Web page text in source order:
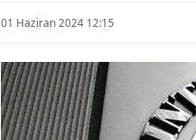
01 Haziran 2024 12:15